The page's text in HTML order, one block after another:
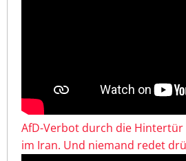
AfD-Verbot durch die
im Iran. Und niemand redet